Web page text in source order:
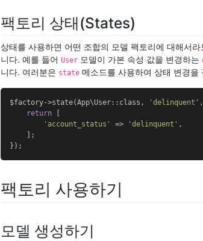
팩토리 상태(States)
상태를 사용하면 어떤 조합의 모델 팩토리에 대해서
니다. 예를 들어 User 모델이 가본 속성 값을 변경하는
니다. 여러분은 state 메소드를 사용하여 상태 변경을
$factory->state(App\User::class, 'delinquent'
return
'account_status'
=> 'delinquent' ,
    ];
});
팩토리 사용하기
모델 생성하기